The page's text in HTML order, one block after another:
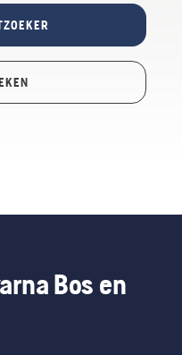
Bos en